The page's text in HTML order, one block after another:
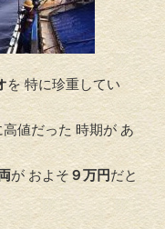
を 特に珍重してい
値だった 時期が あ
が およそ ９万円だと